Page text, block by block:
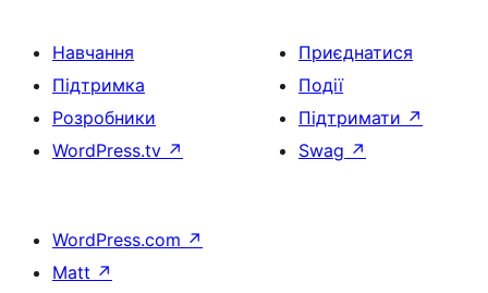
Навчання
Підтримка
Розробники
WordPress.tv ↗
Приєднатися
Події
Підтримати ↗
Swag ↗
WordPress.com ↗
Matt ↗